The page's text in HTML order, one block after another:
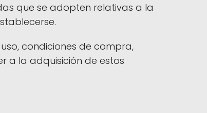
que se adopten relativas a la
condiciones de compra,
a la adquisición de estos